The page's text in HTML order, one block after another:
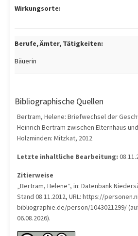
Wirkungsorte:
Berufe, Ämter, Tätigkeiten:
Bäuerin
Bibliographische Quellen
Bertram, Helene: Briefwechsel der
Heinrich Bertram zwischen Elternhaus
Holzminden: Mitzkat, 2012
Letzte inhaltliche Bearbeitung:
Zitierweise
„Bertram, Helene“, in: Datenbank
Stand 08.11.2012, URL: https://
bibliographie.de/person/1043021299/
06.08.2026).